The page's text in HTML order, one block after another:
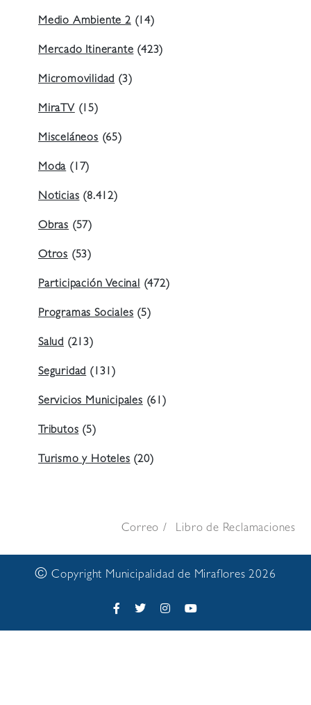
Medio Ambiente 2(14)
Mercado Itinerante (423)
Micromovilidad (3)
MiraTV (15)
Misceláneos (65)
Moda (17)
Noticias (8.412)
Obras (57)
Otros (53)
Participación Vecinal (472)
Programas Sociales (5)
Salud (213)
Seguridad (131)
Servicios Municipales (61)
Tributos (5)
Turismo y Hoteles (20)
Correo Libro de Reclamaciones
© Copyright Municipalidad de Miraflores 2026